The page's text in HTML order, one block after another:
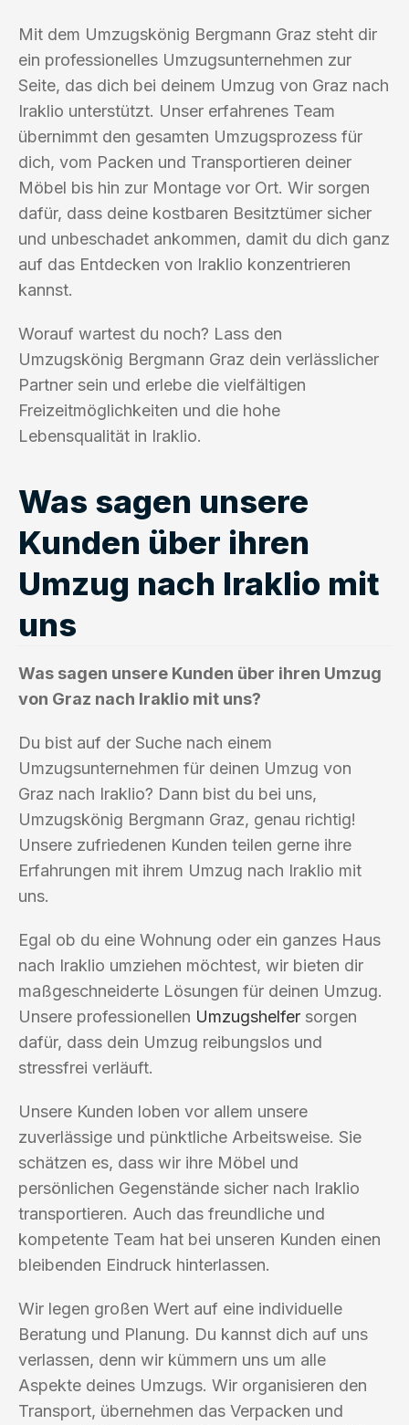
Mit dem Umzugskönig Bergmann Graz steht dir
ein professionelles Umzugsunternehmen zur
Seite, das dich bei deinem Umzug von Graz nach
Iraklio unterstützt. Unser erfahrenes Team
übernimmt den gesamten Umzugsprozess für
dich, vom Packen und Transportieren deiner
Möbel bis hin zur Montage vor Ort. Wir sorgen
dafür, dass deine kostbaren Besitztümer sicher
und unbeschadet ankommen, damit du dich ganz
auf das Entdecken von Iraklio konzentrieren
kannst.
Worauf wartest du noch? Lass den
Umzugskönig Bergmann Graz dein verlässlicher
Partner sein und erlebe die vielfältigen
Freizeitmöglichkeiten und die hohe
Lebensqualität in Iraklio.
Was sagen unsere
Kunden über ihren
Umzug nach Iraklio mit
uns
Was sagen unsere Kunden über ihren Umzug
von Graz nach Iraklio mit uns?
Du bist auf der Suche nach einem
Umzugsunternehmen für deinen Umzug von
Graz nach Iraklio? Dann bist du bei uns,
Umzugskönig Bergmann Graz, genau richtig!
Unsere zufriedenen Kunden teilen gerne ihre
Erfahrungen mit ihrem Umzug nach Iraklio mit
uns.
Egal ob du eine Wohnung oder ein ganzes Haus
nach Iraklio umziehen möchtest, wir bieten dir
maßgeschneiderte Lösungen für deinen Umzug.
Unsere professionellen Umzugshelfer sorgen
dafür, dass dein Umzug reibungslos und
stressfrei verläuft.
Unsere Kunden loben vor allem unsere
zuverlässige und pünktliche Arbeitsweise. Sie
schätzen es, dass wir ihre Möbel und
persönlichen Gegenstände sicher nach Iraklio
transportieren. Auch das freundliche und
kompetente Team hat bei unseren Kunden einen
bleibenden Eindruck hinterlassen.
Wir legen großen Wert auf eine individuelle
Beratung und Planung. Du kannst dich auf uns
verlassen, denn wir kümmern uns um alle
Aspekte deines Umzugs. Wir organisieren den
Transport, übernehmen das Verpacken und